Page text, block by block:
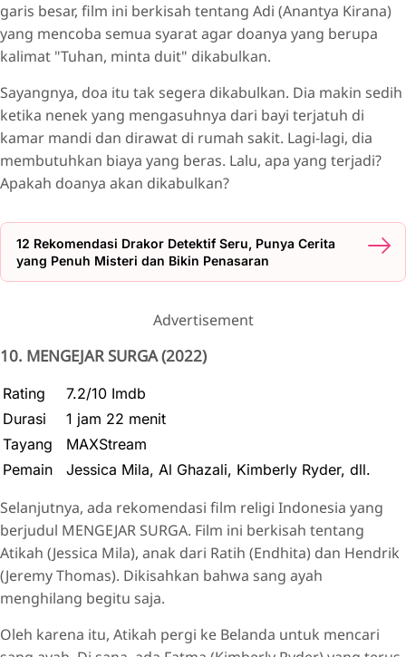
garis besar, film ini berkisah tentang Adi (Anantya Kirana)
yang mencoba semua syarat agar doanya yang berupa
kalimat "Tuhan, minta duit" dikabulkan.
Sayangnya, doa itu tak segera dikabulkan. Dia makin sedih
ketika nenek yang mengasuhnya dari bayi terjatuh di
kamar mandi dan dirawat di rumah sakit. Lagi-lagi, dia
membutuhkan biaya yang beras. Lalu, apa yang terjadi?
Apakah doanya akan dikabulkan?
12 Rekomendasi Drakor Detektif Seru, Punya Cerita
yang Penuh Misteri dan Bikin Penasaran
Advertisement
10. MENGEJAR SURGA (2022)
Rating
7.2/10 Imdb
Durasi
1 jam 22 menit
Tayang
MAXStream
Pemain
Jessica Mila, Al Ghazali, Kimberly Ryder, dll.
Selanjutnya, ada rekomendasi film religi Indonesia yang
berjudul MENGEJAR SURGA. Film ini berkisah tentang
Atikah (Jessica Mila), anak dari Ratih (Endhita) dan Hendrik
(Jeremy Thomas). Dikisahkan bahwa sang ayah
menghilang begitu saja.
Oleh karena itu, Atikah pergi ke Belanda untuk mencari